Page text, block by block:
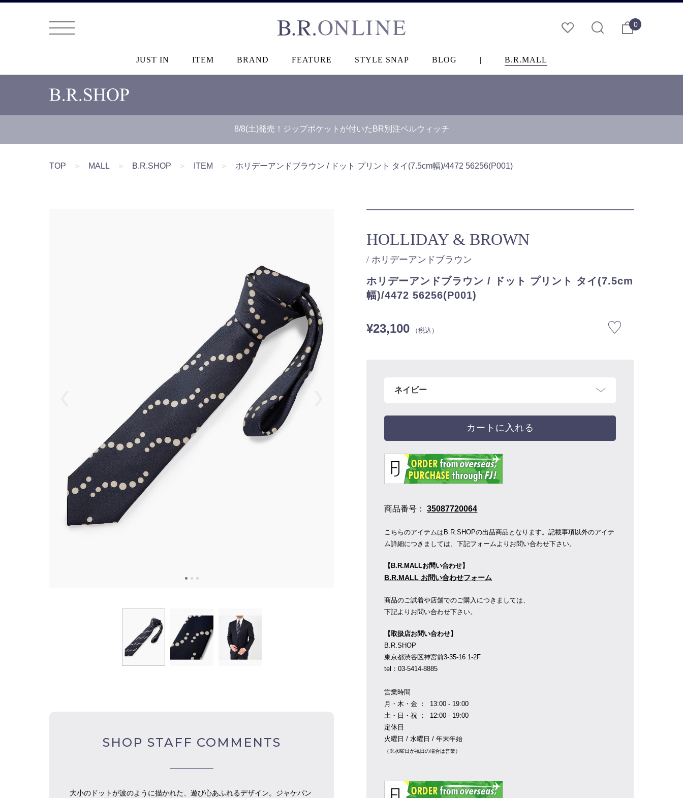
0
JUST IN ITEM BRAND FEATURE STYLE SNAP BLOG | B.R.MALL
8/8(土)発売！ジップポケットが付いたBR別注ベルウィッチ
TOP ＞ MALL ＞ B.R.SHOP ＞ ITEM ＞ ホリデーアンドブラウン / ドット プリント タイ(7.5cm幅)/4472 56256(P001)
HOLLIDAY & BROWN
/ ホリデーアンドブラウン
ホリデーアンドブラウン / ドット プリント タイ(7.5cm
幅)/4472 56256(P001)
¥23,100 （税込）
SHOP STAFF COMMENTS
大小のドットが波のように描かれた、遊び心あふれるデザイン。ジャケパン
カートに入れる
商品番号：35087720064
こちらのアイテムはB.R.SHOPの出品商品となります。記載事項以外のアイテ
ム詳細につきましては、下記フォームよりお問い合わせ下さい。
【B.R.MALLお問い合わせ】
B.R.MALL お問い合わせフォーム
商品のご試着や店舗でのご購入につきましては、
下記よりお問い合わせ下さい。
【取扱店お問い合わせ】
B.R.SHOP
東京都渋谷区神宮前3-35-16 1-2F
tel：03-5414-8885
営業時間
月・木・金 ： 13:00 - 19:00
土・日・祝 ： 12:00 - 19:00
定休日
火曜日 / 水曜日 / 年末年始
（※水曜日が祝日の場合は営業）